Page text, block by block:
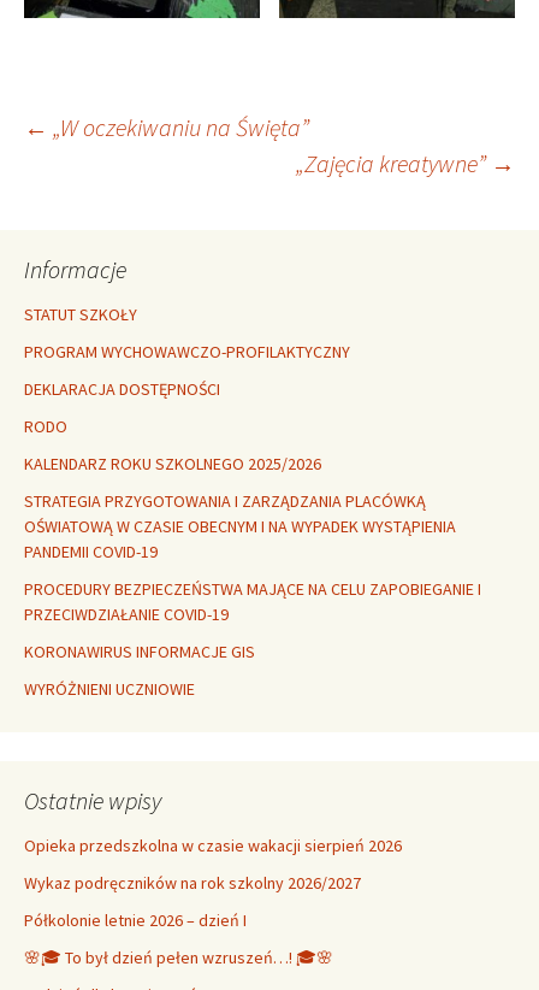
Nawigacja
← „W oczekiwaniu na Święta”
„Zajęcia kreatywne” →
Informacje
STATUT SZKOŁY
PROGRAM WYCHOWAWCZO-PROFILAKTYCZNY
DEKLARACJA DOSTĘPNOŚCI
RODO
KALENDARZ ROKU SZKOLNEGO 2025/2026
STRATEGIA PRZYGOTOWANIA I ZARZĄDZANIA PLACÓWKĄ
OŚWIATOWĄ W CZASIE OBECNYM I NA WYPADEK WYSTĄPIENIA
PANDEMII COVID-19
PROCEDURY BEZPIECZEŃSTWA MAJĄCE NA CELU ZAPOBIEGANIE I
PRZECIWDZIAŁANIE COVID-19
KORONAWIRUS INFORMACJE GIS
WYRÓŻNIENI UCZNIOWIE
Ostatnie wpisy
Opieka przedszkolna w czasie wakacji sierpień 2026
Wykaz podręczników na rok szkolny 2026/2027
Półkolonie letnie 2026 – dzień I
🌸🎓 To był dzień pełen wzruszeń…! 🎓🌸